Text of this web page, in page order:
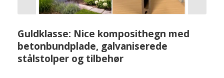
Guldklasse: Nice komposithegn med
betonbundplade, galvaniserede
stålstolper og tilbehør